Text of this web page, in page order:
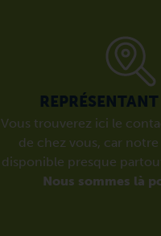
Vous trouverez ici le
de chez vous, car notre
disponible presque
Nous sommes là